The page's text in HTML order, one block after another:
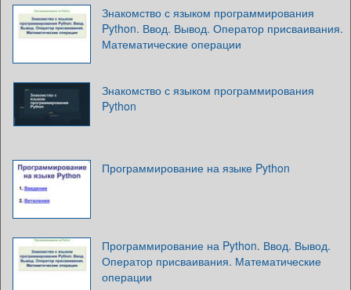
Знакомство с языком программирования
Python. Ввод. Вывод. Оператор присваивания.
Математические операции
Знакомство с языком программирования
Python
Программирование на языке Python
Программирование на Python. Ввод. Вывод.
Оператор присваивания. Математические
операции